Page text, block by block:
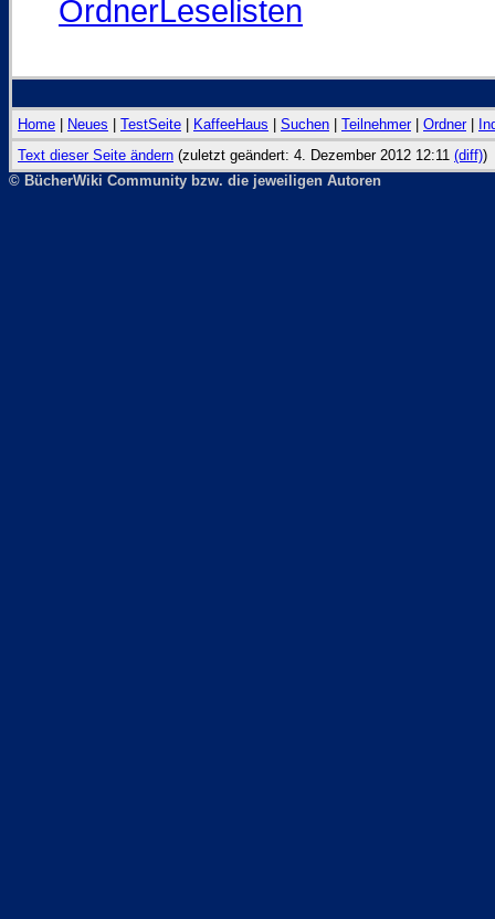
OrdnerLeselisten
Home Neues TestSeite KaffeeHaus Suchen Teilnehmer| Ordner|
Text dieser Seite ändern (zuletzt geändert: 4. Dezember 2012 12:11 (diff))
© BücherWiki Community bzw. die jeweiligen Autoren